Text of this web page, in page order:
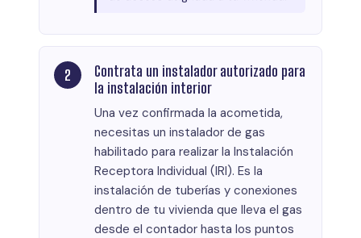
Contrata un instalador autorizado para
la instalación interior
Una vez confirmada la acometida,
necesitas un instalador de gas
habilitado para realizar la Instalación
Receptora Individual (IRI). Es la
instalación de tuberías y conexiones
dentro de tu vivienda que lleva el gas
desde el contador hasta los puntos